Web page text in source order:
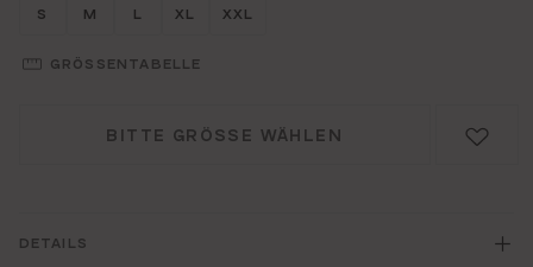
Größe wählen
S Größe wählen
M Größe wählen
L Größe wählen
XL Größe wählen
XXL
GRÖSSENTABELLE
BITTE GRÖSSE WÄHLEN
DETAILS